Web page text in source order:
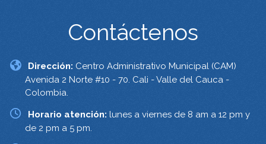
Contáctenos
Dirección: Centro Administrativo Municipal (CAM)
Avenida 2 Norte #10 - 70. Cali - Valle del Cauca -
Colombia.
Horario atención: lunes a viernes de 8 am a 12 pm y
de 2 pm a 5 pm.